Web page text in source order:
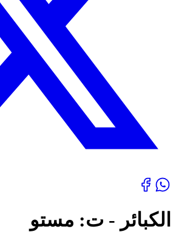
الكبائر - ت: مستو